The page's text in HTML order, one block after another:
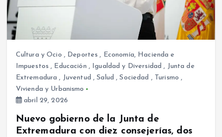
Cultura y Ocio , Deportes , Economía, Hacienda e
Impuestos, Educación , Igualdad y Diversidad , Junta de
Extremadura , Juventud ,Salud ,Sociedad , Turismo ,
Vivienda y Urbanismo
abril 29, 2026
Nuevo gobierno de la Junta de
Extremadura con diez consejerías, dos